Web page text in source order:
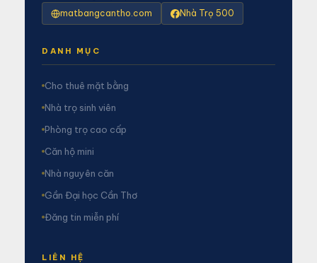
matbangcantho.com Nhà Trọ 500
DANH MỤC
Cho thuê mặt bằng
Nhà trọ sinh viên
Phòng trọ cao cấp
Căn hộ mini
Nhà nguyên căn
Gần Đại học Cần Thơ
Đăng tin miễn phí
LIÊN HỆ